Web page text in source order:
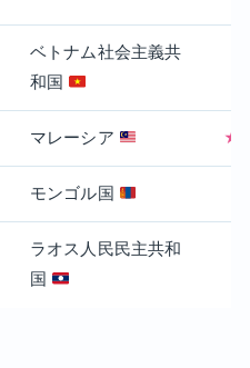
ベトナム社会主義共
和国
マレーシア ★
モンゴル国
ラオス人民民主共和
国